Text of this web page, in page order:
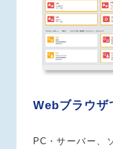
Webブラウザ
PC・サーバー、